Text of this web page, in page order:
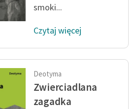
smoki...
Czytaj więcej
Deotyma
Zwierciadlana
zagadka